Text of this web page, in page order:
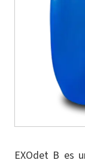
EXOdet B es